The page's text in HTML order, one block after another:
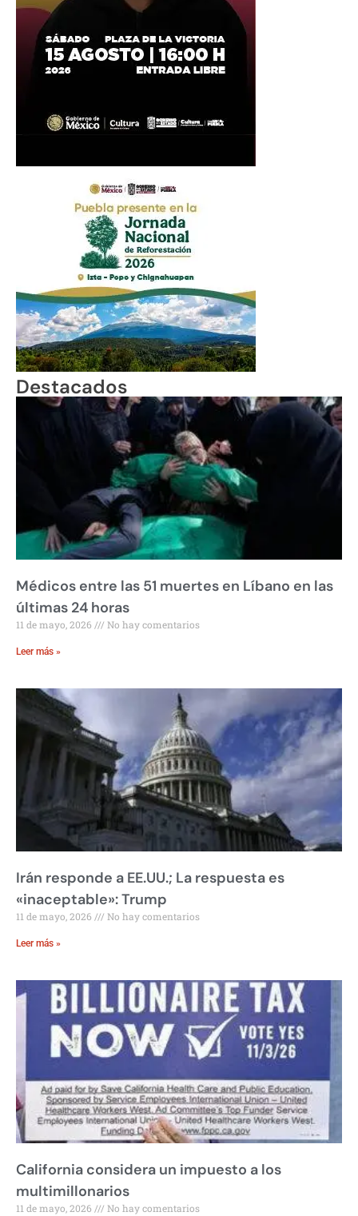
Destacados
Médicos entre las 51 muertes en Líbano en las
últimas 24 horas
11 de mayo, 2026 No hay comentarios
Leer más »
Irán responde a EE.UU.; La respuesta es
«inaceptable»: Trump
11 de mayo, 2026 No hay comentarios
Leer más »
California considera un impuesto a los
multimillonarios
11 de mayo, 2026 No hay comentarios